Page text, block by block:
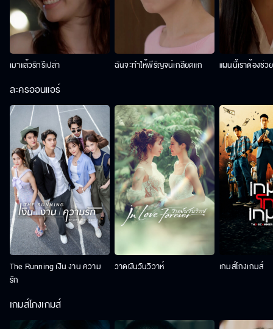
เมาแล้วรักรึเปล่า ฉันจะทำให้พี่รัญจน์เกลียดแก แผนนี้เราต้องช่ว
ละครออนแอร์
The Running เงิน งาน ความ
รัก
วาดฝันวันวิวาห์ เกมส์โกงเกมส์
เกมส์โกงเกมส์